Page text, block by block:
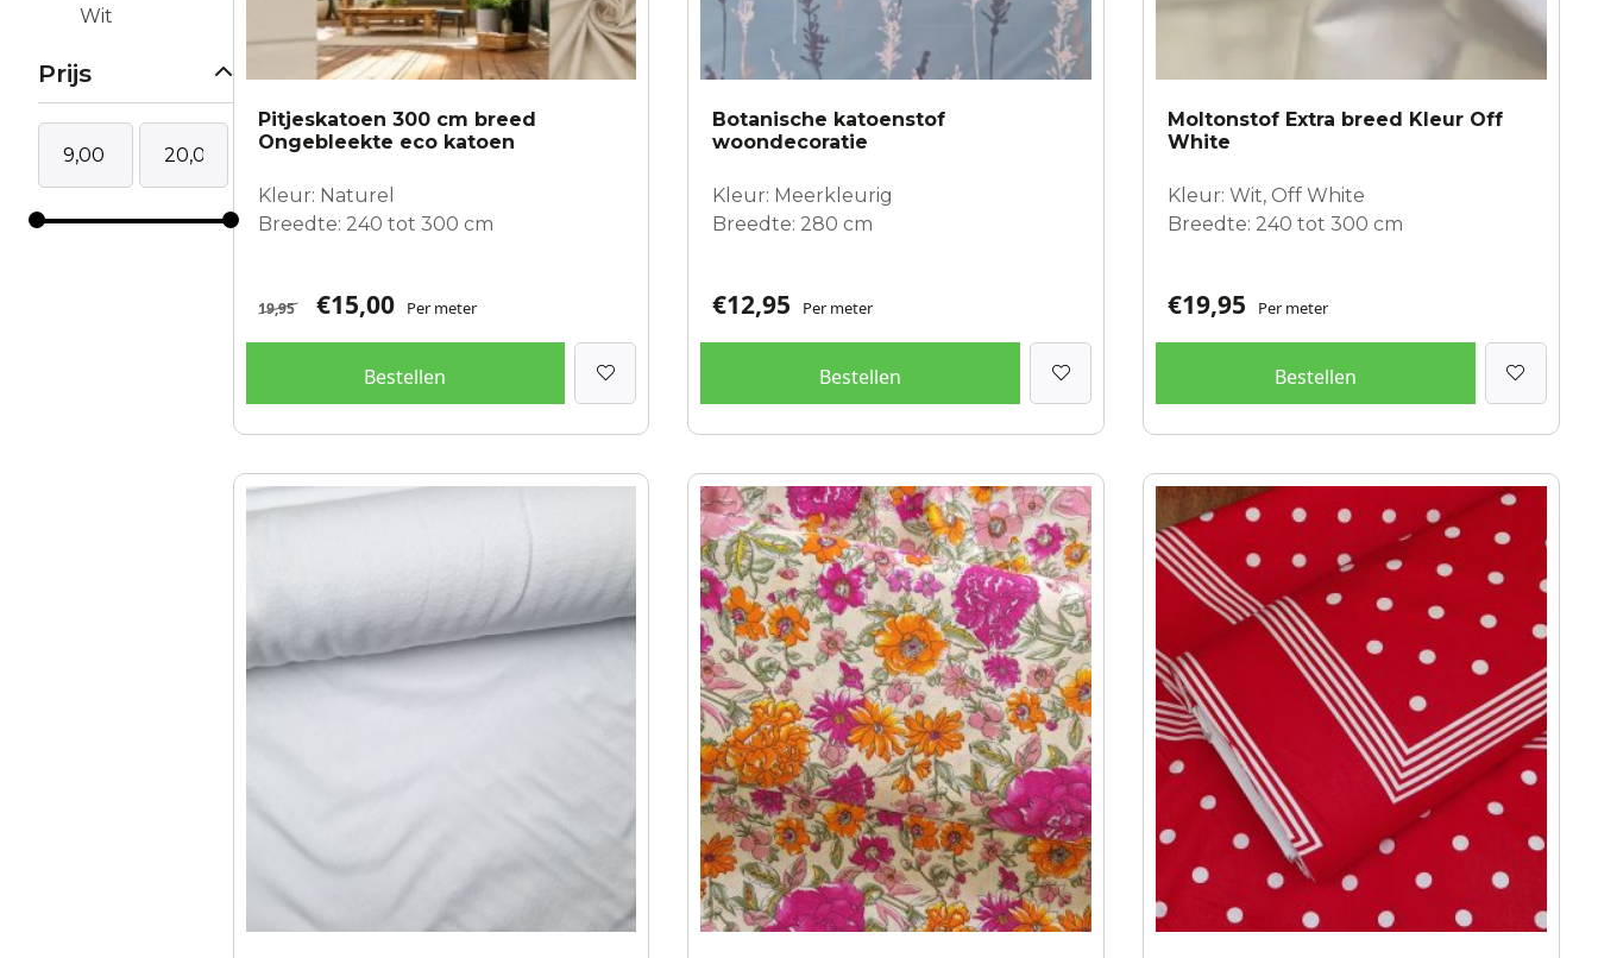
Wit
Prijs
Pitjeskatoen 300 cm breed
Ongebleekte eco katoen
Kleur: Naturel
Breedte: 240 tot 300 cm
19,95 €15,00 Per meter
Bestellen
Botanische katoenstof
woondecoratie
Kleur: Meerkleurig
Breedte: 280 cm
€12,95 Per meter
Bestellen
Moltonstof Extra breed Kleur Off
White
Kleur: Wit, Off White
Breedte: 240 tot 300 cm
€19,95 Per meter
Bestellen